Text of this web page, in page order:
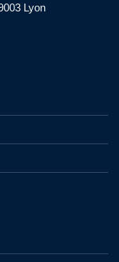
Lyon